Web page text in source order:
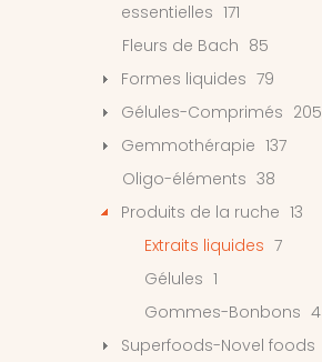
essentielles 171
Fleurs de Bach 85
Formes liquides 79
Gélules-Comprimés 205
Gemmothérapie 137
Oligo-éléments 38
Produits de la ruche 13
Extraits liquides 7
Gélules 1
Gommes-Bonbons 4
Superfoods-Novel foods